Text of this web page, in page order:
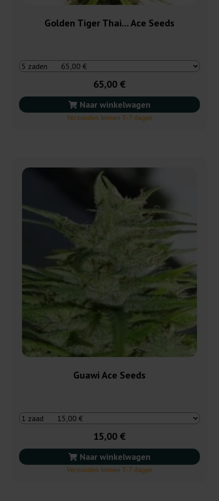
Golden Tiger Thai... Ace Seeds
65,00 €
Naar winkelwagen
Verzonden binnen 3-7 dagen
Guawi Ace Seeds
15,00 €
Naar winkelwagen
Verzonden binnen 3-7 dagen